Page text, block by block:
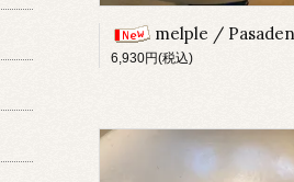
melple / Pasadena S/S Tee /
6,930円(税込)